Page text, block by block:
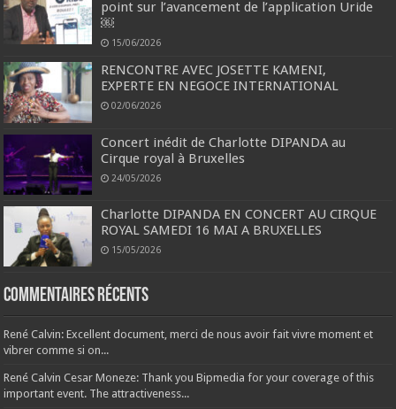
point sur l’avancement de l’application Uride
￼
15/06/2026
RENCONTRE AVEC JOSETTE KAMENI,
EXPERTE EN NEGOCE INTERNATIONAL
02/06/2026
Concert inédit de Charlotte DIPANDA au
Cirque royal à Bruxelles
24/05/2026
Charlotte DIPANDA EN CONCERT AU CIRQUE
ROYAL SAMEDI 16 MAI A BRUXELLES
15/05/2026
Commentaires récents
René Calvin: Excellent document, merci de nous avoir fait vivre moment et
vibrer comme si on...
René Calvin Cesar Moneze: Thank you Bipmedia for your coverage of this
important event. The attractiveness...